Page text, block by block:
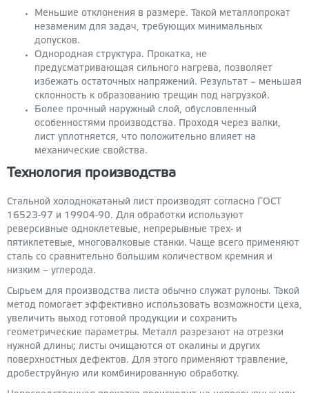
Меньшие отклонения в размере. Такой металлопрокат
незаменим для задач, требующих минимальных
допусков.
Однородная структура. Прокатка, не
предусматривающая сильного нагрева, позволяет
избежать остаточных напряжений. Результат – меньшая
склонность к образованию трещин под нагрузкой.
Более прочный наружный слой, обусловленный
особенностями производства. Проходя через валки,
лист уплотняется, что положительно влияет на
механические свойства.
Технология производства
Стальной холоднокатаный лист производят согласно ГОСТ
16523-97 и 19904-90. Для обработки используют
реверсивные одноклетевые, непрерывные трех- и
пятиклетевые, многовалковые станки. Чаще всего применяют
сталь со сравнительно большим количеством кремния и
низким – углерода.
Сырьем для производства листа обычно служат рулоны. Такой
метод помогает эффективно использовать возможности цеха,
увеличить выход готовой продукции и сохранить
геометрические параметры. Металл разрезают на отрезки
нужной длины; листы очищаются от окалины и других
поверхностных дефектов. Для этого применяют травление,
дробеструйную или комбинированную обработку.